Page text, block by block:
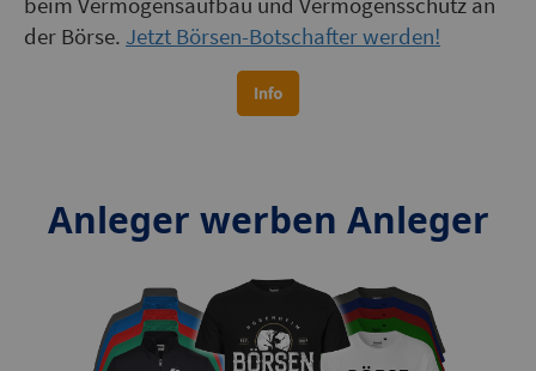
der Börse. Jetzt Börsen-Botschafter werden!
Anleger werben Anleger